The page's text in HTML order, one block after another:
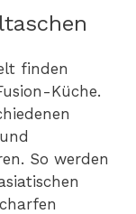
finden
Küche.
So werden